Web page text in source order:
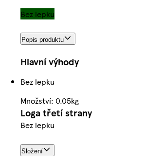
Bez lepku
Popis produktu
Hlavní výhody
Bez lepku
Množství: 0.05kg
Loga třetí strany
Bez lepku
Složení